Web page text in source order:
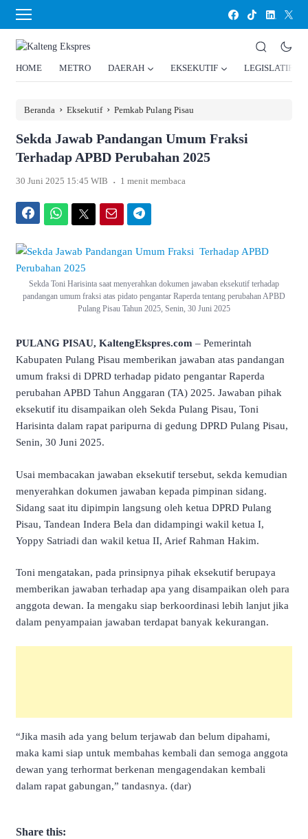
HOME METRO DAERAH EKSEKUTIF LEGISLATIF
Beranda › Eksekutif › Pemkab Pulang Pisau
Sekda Jawab Pandangan Umum Fraksi
Terhadap APBD Perubahan 2025
30 Juni 2025 15:45 WIB . 1 menit membaca
Sekda Toni Harisinta saat menyerahkan dokumen jawaban eksekutif terhadap
pandangan umum fraksi atas pidato pengantar Raperda tentang perubahan APBD
Pulang Pisau Tahun 2025, Senin, 30 Juni 2025
PULANG PISAU, KaltengEkspres.com – Pemerintah
Kabupaten Pulang Pisau memberikan jawaban atas pandangan
umum fraksi di DPRD terhadap pidato pengantar Raperda
perubahan APBD Tahun Anggaran (TA) 2025. Jawaban pihak
eksekutif itu disampaikan oleh Sekda Pulang Pisau, Toni
Harisinta dalam rapat paripurna di gedung DPRD Pulang Pisau,
Senin, 30 Juni 2025.
Usai membacakan jawaban eksekutif tersebut, sekda kemudian
menyerahkan dokumen jawaban kepada pimpinan sidang.
Sidang saat itu dipimpin langsung oleh ketua DPRD Pulang
Pisau, Tandean Indera Bela dan didampingi wakil ketua I,
Yoppy Satriadi dan wakil ketua II, Arief Rahman Hakim.
Toni mengatakan, pada prinsipnya pihak eksekutif berupaya
memberikan jawaban terhadap apa yang disampaikan oleh para
anggota dewan. Ia mengaku siap berkoordinasi lebih lanjut jika
dalam penyampaian jawaban terdapat banyak kekurangan.
“Jika masih ada yang belum terjawab dan belum dipahami,
maka kami siap untuk membahas kembali dan semoga anggota
dewan yang terhormat berkenan mengagendakan kembali
dalam rapat gabungan,” tandasnya. (dar)
Share this: